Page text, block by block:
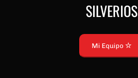
SILVERIOS
Mi Equipo